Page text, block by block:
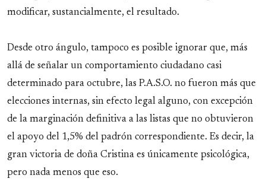
modificar, sustancialmente, el resultado.
Desde otro ángulo, tampoco es posible ignorar que, más
allá de señalar un comportamiento ciudadano casi
determinado para octubre, las P.A.S.O. no fueron más que
elecciones internas, sin efecto legal alguno, con excepción
de la marginación definitiva a las listas que no obtuvieron
el apoyo del 1,5% del padrón correspondiente. Es decir, la
gran victoria de doña Cristina es únicamente psicológica,
pero nada menos que eso.